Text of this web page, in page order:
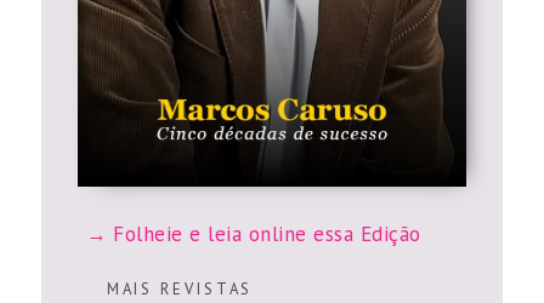
Folheie e leia online essa Edição
M A I S R E V I S T A S